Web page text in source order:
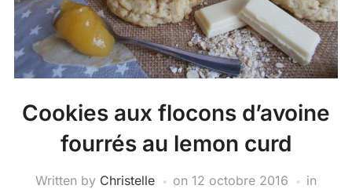
Cookies aux flocons d’avoine
fourrés au lemon curd
Written by Christelle on 12 octobre 2016
in